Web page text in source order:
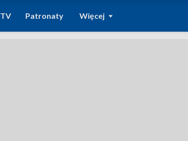
Patronaty Więcej